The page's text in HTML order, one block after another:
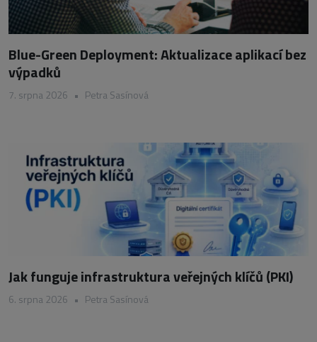
Blue-Green Deployment: Aktualizace aplikací bez
výpadků
7. srpna 2026 • Petra Sasínová
Jak funguje infrastruktura veřejných klíčů (PKI)
6. srpna 2026 • Petra Sasínová